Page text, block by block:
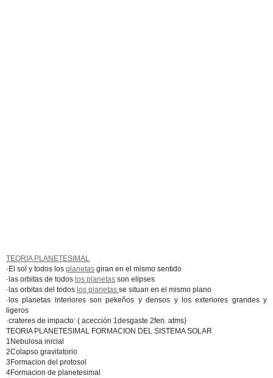
TEORIA PLANETESIMAL
·El sol y todos los planetas giran en el mismo sentido
·las orbitas de todos los planetas son elipses
·las orbitas del todos los planetas se situan en el mismo plano
·los planetas interiores son pekeños y densos y los exteriores grandes y
ligeros
·crateres de impacto: ( acección 1desgaste 2fen. atms)
TEORIA PLANETESIMAL FORMACION DEL SISTEMA SOLAR
1Nebulosa inicial
2Colapso gravitatorio
3Formacion del protosol
4Formacion de planetesimal